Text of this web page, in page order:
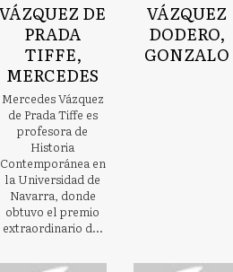
VÁZQUEZ DE
PRADA
TIFFE,
MERCEDES
Mercedes Vázquez
de Prada Tiffe es
profesora de
Historia
Contemporánea en
la Universidad de
Navarra, donde
obtuvo el premio
extraordinario d...
VÁZQUEZ
DODERO,
GONZALO